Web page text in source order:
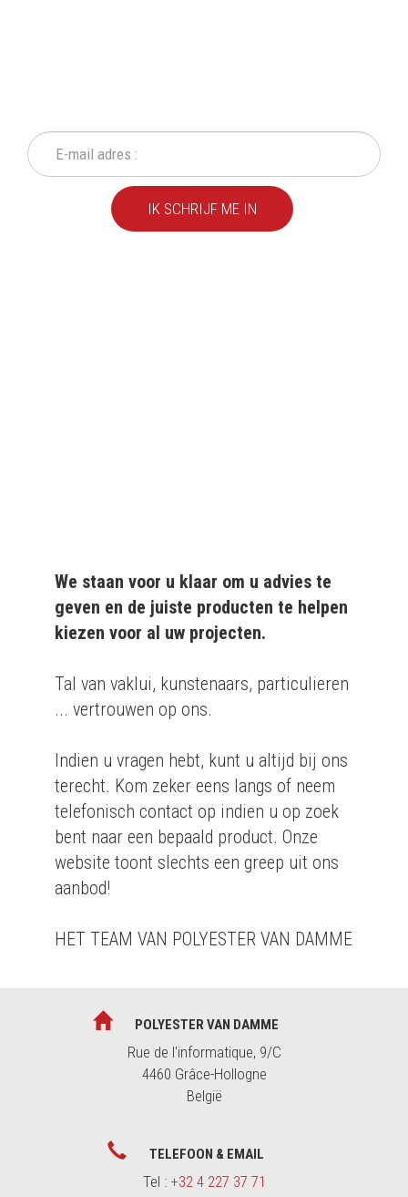
IK SCHRIJF ME IN
We staan voor u klaar om u advies te
geven en de juiste producten te helpen
kiezen voor al uw projecten.
Tal van vaklui, kunstenaars, particulieren
... vertrouwen op ons.
Indien u vragen hebt, kunt u altijd bij ons
terecht. Kom zeker eens langs of neem
telefonisch contact op indien u op zoek
bent naar een bepaald product. Onze
website toont slechts een greep uit ons
aanbod!
HET TEAM VAN POLYESTER VAN DAMME
POLYESTER VAN DAMME
Rue de l'informatique, 9/C
4460 Grâce-Hollogne
België
TELEFOON & EMAIL
Tel : +32 4 227 37 71